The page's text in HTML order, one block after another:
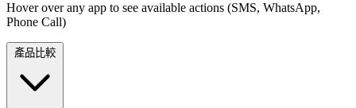
Hover over any app to see available actions (SMS, WhatsApp,
Phone Call)